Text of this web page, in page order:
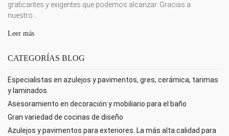
graticantes y exigentes que podemos alcanzar. Gracias a
nuestro...
Leer más
CATEGORÍAS BLOG
Especialistas en azulejos y pavimentos, gres, cerámica, tarimas
y laminados
Asesoramiento en decoración y mobiliario para el baño
Gran variedad de cocinas de diseño
Azulejos y pavimentos para exteriores. La más alta calidad para